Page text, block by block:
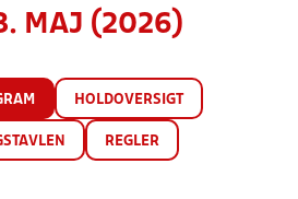
MAJ (2026)
HOLDOVERSIGT
REGLER